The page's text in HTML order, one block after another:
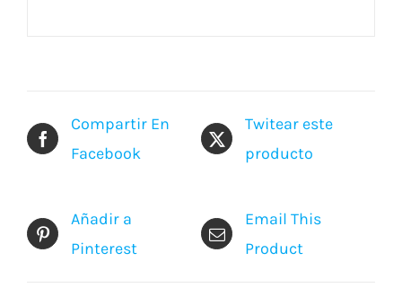
Compartir En
Facebook
Twitear este
producto
Añadir a
Pinterest
Email This
Product